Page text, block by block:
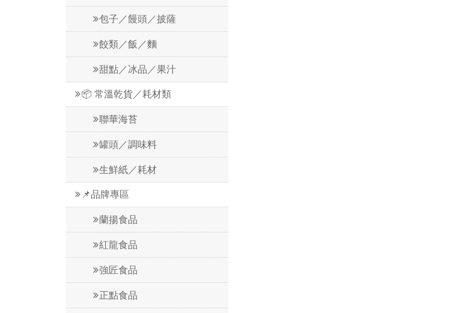
包子／饅頭／披薩
餃類／飯／麵
甜點／冰品／果汁
📦 常溫乾貨／耗材類
聯華海苔
罐頭／調味料
生鮮紙／耗材
📌品牌專區
蘭揚食品
紅龍食品
強匠食品
正點食品